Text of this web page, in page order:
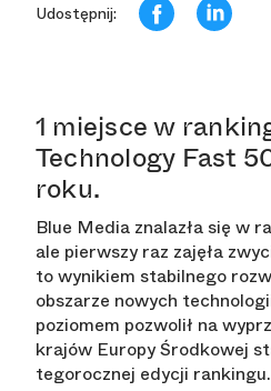
Udostępnij:
1 miejsce w
Technology Fast
roku.
Blue Media znalazła się w
ale pierwszy raz zajęła
to wynikiem stabilnego
obszarze nowych
poziomem pozwolił na
krajów Europy Środkowej
tegorocznej edycji rankingu.